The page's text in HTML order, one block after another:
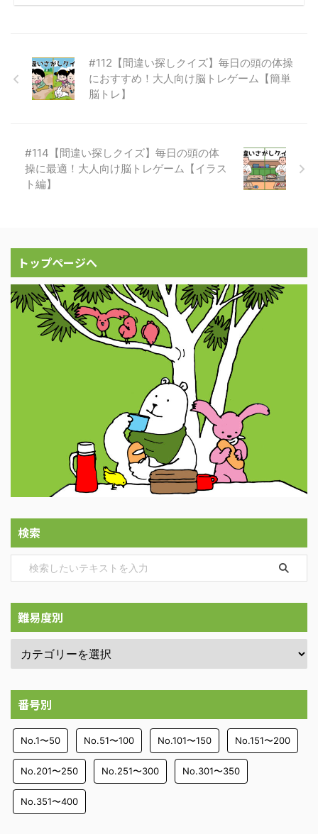
#112【間違い探しクイズ】毎日の頭の体操
におすすめ！大人向け脳トレゲーム【簡単
脳トレ】
#114【間違い探しクイズ】毎日の頭の体
操に最適！大人向け脳トレゲーム【イラス
ト編】
トップページへ
検索
難易度別
番号別
No.1〜50 No.51〜100 No.101〜150 No.151〜200
No.201〜250 No.251〜300 No.301〜350
No.351〜400